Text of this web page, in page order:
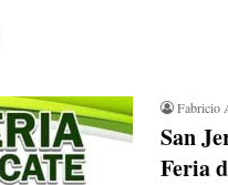
Fabricio
San
Feria